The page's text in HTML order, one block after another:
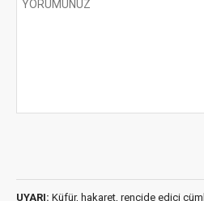
UYARI: Küfür, hakaret, rencide edici